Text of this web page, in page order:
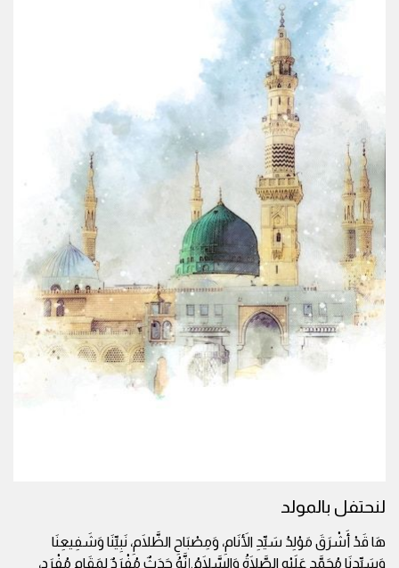
لنحتفل بالمولد
هَا قَدْ أَشْرَقَ مَوْلِدُ سَيِّدِ الأَنَامِ، وَمِصْبَاحِ الظَّلَامِ، نَبِيِّنَا وَشَفِيعِنَا
وَسَيِّدِنَا مُحَمَّدٍ عَلَيْهِ الصَّلَاةُ وَالسَّلَامُ.إِنَّهُ حَدَثٌ مُفْرَدٌ لِمَقَامٍ مُفْرَدٍ،